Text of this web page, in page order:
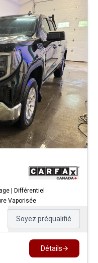
| Différentiel
Vaporisée
Soyez préqualifié
Détails